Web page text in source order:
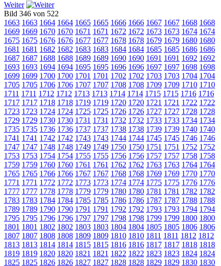
Weiter
Bild 346 von 522
1663 1663 1664 1664 1665 1665 1666 1666 1667 1667 1668 1668
1669 1669 1670 1670 1671 1671 1672 1672 1673 1673 1674 1674
1675 1675 1676 1676 1677 1677 1678 1678 1679 1679 1680 1680
1681 1681 1682 1682 1683 1683 1684 1684 1685 1685 1686 1686
1687 1687 1688 1688 1689 1689 1690 1690 1691 1691 1692 1692
1693 1693 1694 1694 1695 1695 1696 1696 1697 1697 1698 1698
1699 1699 1700 1700 1701 1701 1702 1702 1703 1703 1704 1704
1705 1705 1706 1706 1707 1707 1708 1708 1709 1709 1710 1710
1711 1711 1712 1712 1713 1713 1714 1714 1715 1715 1716 1716
1717 1717 1718 1718 1719 1719 1720 1720 1721 1721 1722 1722
1723 1723 1724 1724 1725 1725 1726 1726 1727 1727 1728 1728
1729 1729 1730 1730 1731 1731 1732 1732 1733 1733 1734 1734
1735 1735 1736 1736 1737 1737 1738 1738 1739 1739 1740 1740
1741 1741 1742 1742 1743 1743 1744 1744 1745 1745 1746 1746
1747 1747 1748 1748 1749 1749 1750 1750 1751 1751 1752 1752
1753 1753 1754 1754 1755 1755 1756 1756 1757 1757 1758 1758
1759 1759 1760 1760 1761 1761 1762 1762 1763 1763 1764 1764
1765 1765 1766 1766 1767 1767 1768 1768 1769 1769 1770 1770
1771 1771 1772 1772 1773 1773 1774 1774 1775 1775 1776 1776
1777 1777 1778 1778 1779 1779 1780 1780 1781 1781 1782 1782
1783 1783 1784 1784 1785 1785 1786 1786 1787 1787 1788 1788
1789 1789 1790 1790 1791 1791 1792 1792 1793 1793 1794 1794
1795 1795 1796 1796 1797 1797 1798 1798 1799 1799 1800 1800
1801 1801 1802 1802 1803 1803 1804 1804 1805 1805 1806 1806
1807 1807 1808 1808 1809 1809 1810 1810 1811 1811 1812 1812
1813 1813 1814 1814 1815 1815 1816 1816 1817 1817 1818 1818
1819 1819 1820 1820 1821 1821 1822 1822 1823 1823 1824 1824
1825 1825 1826 1826 1827 1827 1828 1828 1829 1829 1830 1830